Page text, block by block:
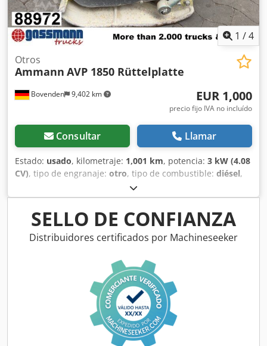
1 /4
Bovenden 9,402 km
Otros
Ammann AVP 1850 Rüttelplatte
EUR 1,000
precio fijo IVA no incluído
Consultar Llamar
Estado: usado, kilometraje: 1,001 km, potencia: 3 kW (4.08
CV), tipo de engranaje: otro, tipo de combustible: diésel,
, peso en vacío:
01/2006, Año de fabricación:2006, cabina del conductor:
, Ubicación del vehículo: Bovenden, Dcsdsxy Sw Sspfx
Adtsk ¡Motor diésel Hatz! INFORMACIÓN SOBRE
ACCESORIOS SIN GARANTÍA, sujeta a cambios, venta previa
SELLO DE CONFIANZA
Distribuidores certificados por Machineseeker